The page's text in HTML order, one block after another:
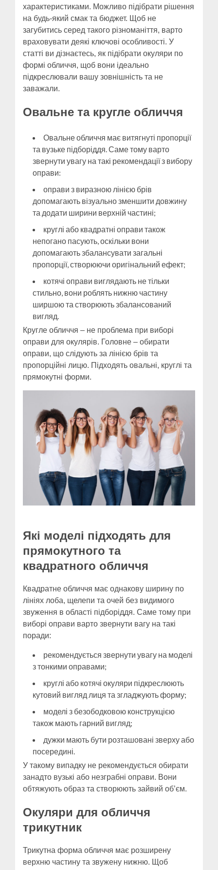
характеристиками. Можливо підібрати рішення
на будь-який смак та бюджет. Щоб не
загубитись серед такого різноманіття, варто
враховувати деякі ключові особливості. У
статті ви дізнаєтесь, як підібрати окуляри по
формі обличчя, щоб вони ідеально
підкреслювали вашу зовнішність та не
заважали.
Овальне та кругле обличчя
Овальне обличчя має витягнуті пропорції
та вузьке підборіддя. Саме тому варто
звернути увагу на такі рекомендації з вибору
оправи:
оправи з виразною лінією брів
допомагають візуально зменшити довжину
та додати ширини верхній частині;
круглі або квадратні оправи також
непогано пасують, оскільки вони
допомагають збалансувати загальні
пропорції, створюючи оригінальний ефект;
котячі оправи виглядають не тільки
стильно, вони роблять нижню частину
ширшою та створюють збалансований
вигляд.
Кругле обличчя – не проблема при виборі
оправи для окулярів. Головне – обирати
оправи, що слідують за лінією брів та
пропорційні лицю. Підходять овальні, круглі та
прямокутні форми.
Які моделі підходять для
прямокутного та
квадратного обличчя
Квадратне обличчя має однакову ширину по
лініях лоба, щелепи та очей без видимого
звуження в області підборіддя. Саме тому при
виборі оправи варто звернути вагу на такі
поради:
рекомендується звернути увагу на моделі
з тонкими оправами;
круглі або котячі окуляри підкреслюють
кутовий вигляд лиця та згладжують форму;
моделі з безободковою конструкцією
також мають гарний вигляд;
дужки мають бути розташовані зверху або
посередині.
У такому випадку не рекомендується обирати
занадто вузькі або незграбні оправи. Вони
обтяжують образ та створюють зайвий об’єм.
Окуляри для обличчя
трикутник
Трикутна форма обличчя має розширену
верхню частину та звужену нижню. Щоб